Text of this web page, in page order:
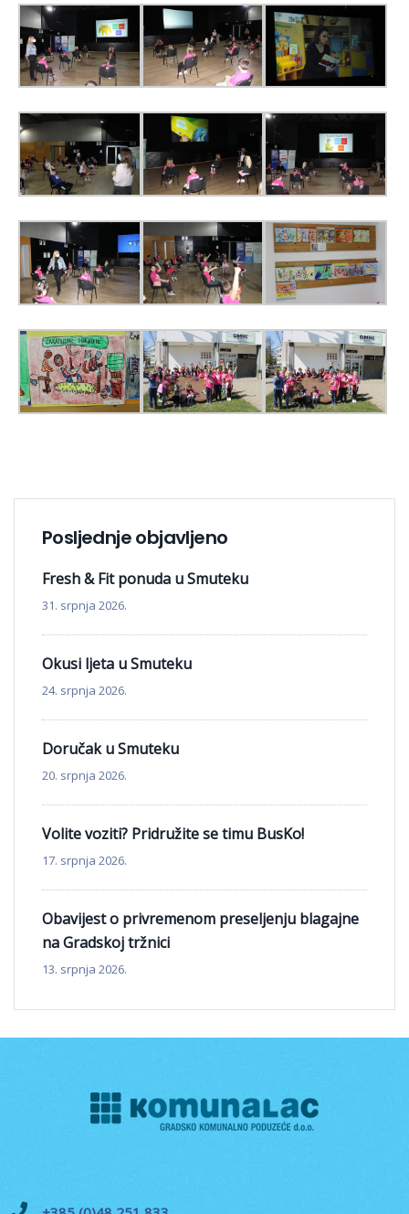
Posljednje objavljeno
Fresh & Fit ponuda u Smuteku
31. srpnja 2026.
Okusi ljeta u Smuteku
24. srpnja 2026.
Doručak u Smuteku
20. srpnja 2026.
Volite voziti? Pridružite se timu BusKo!
17. srpnja 2026.
Obavijest o privremenom preseljenju blagajne
na Gradskoj tržnici
13. srpnja 2026.